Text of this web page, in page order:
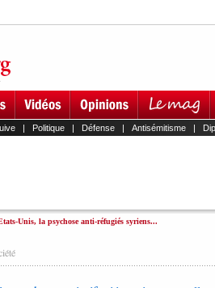
| Politique| Défense| Antisémitisme|
Unis, la psychose anti-réfugiés syriens...